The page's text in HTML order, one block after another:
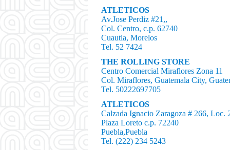
ATLETICOS
Av.Jose Perdiz #21,,
Col. Centro, c.p. 62740
Cuautla, Morelos
Tel. 52 7424
THE ROLLING STORE
Centro Comercial Miraflores Zona 11
Col. Miraflores, Guatemala City,
Tel. 50222697705
ATLETICOS
Calzada Ignacio Zaragoza # 266, Loc.
Plaza Loreto c.p. 72240
Puebla,Puebla
Tel. (222) 234 5243